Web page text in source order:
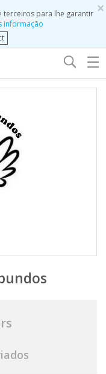
×
terceiros para lhe garantir
informação
☰